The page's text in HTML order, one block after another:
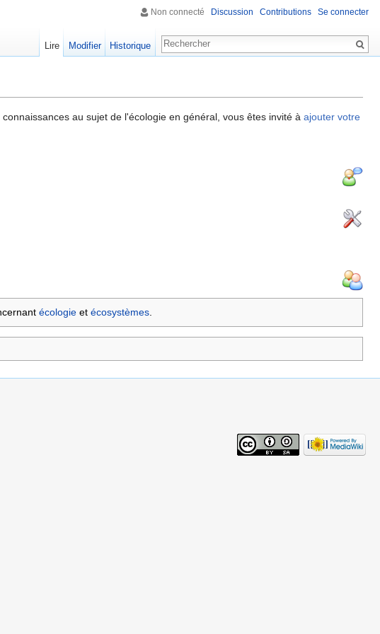
au sujet de l'écologie en général, vous êtes invité à ajouter votre
écologie et écosystèmes
Non connecté Discussion Contributions Se connecter
Lire Modifier Historique